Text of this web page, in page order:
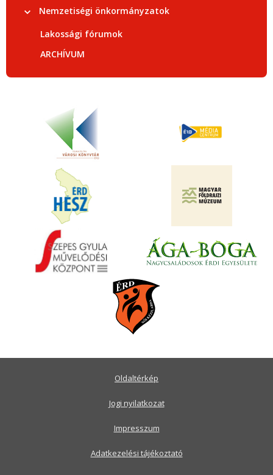
Nemzetiségi önkormányzatok
Lakossági fórumok
ARCHÍVUM
Oldaltérkép
Jogi nyilatkozat
Impresszum
Adatkezelési tájékoztató